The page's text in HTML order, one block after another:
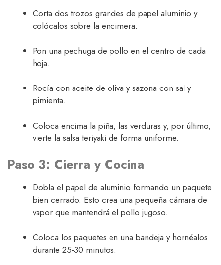
Corta dos trozos grandes de papel aluminio y
colócalos sobre la encimera.
Pon una pechuga de pollo en el centro de cada
hoja.
Rocía con aceite de oliva y sazona con sal y
pimienta.
Coloca encima la piña, las verduras y, por último,
vierte la salsa teriyaki de forma uniforme.
Paso 3: Cierra y Cocina
Dobla el papel de aluminio formando un paquete
bien cerrado. Esto crea una pequeña cámara de
vapor que mantendrá el pollo jugoso.
Coloca los paquetes en una bandeja y hornéalos
durante 25-30 minutos.